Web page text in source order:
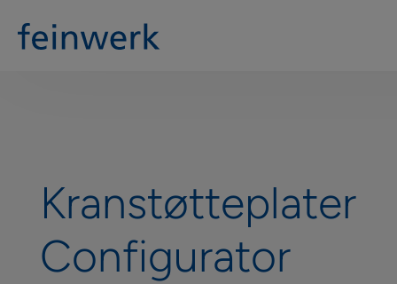
Kranstøtteplater
Configurator